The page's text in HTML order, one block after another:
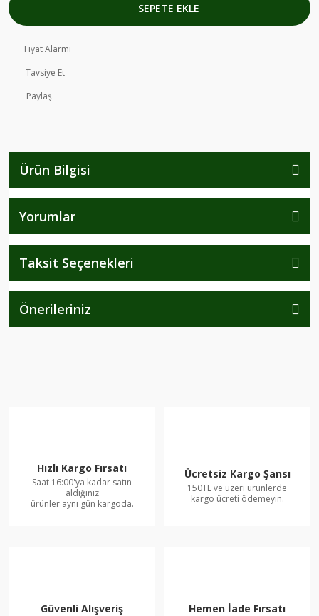
SEPETE EKLE
Fiyat Alarmı
Tavsiye Et
Paylaş
Ürün Bilgisi
Yorumlar
Taksit Seçenekleri
Önerileriniz
Hızlı Kargo Fırsatı
Saat 16:00'ya kadar satın
aldığınız
ürünler aynı gün kargoda.
Ücretsiz Kargo Şansı
150TL ve üzeri ürünlerde
kargo ücreti ödemeyin.
Güvenli Alışveriş Hemen İade Fırsatı